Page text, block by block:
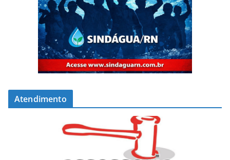
Atendimento